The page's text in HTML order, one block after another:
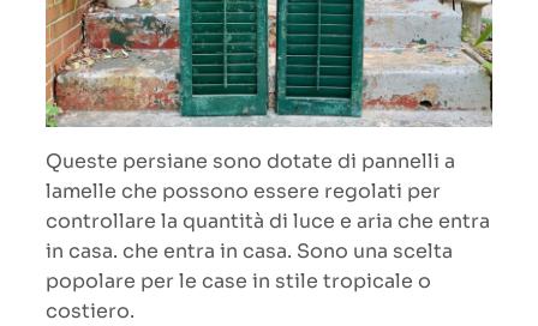
Queste persiane sono dotate di pannelli a
lamelle che possono essere regolati per
controllare la quantità di luce e aria che entra
in casa. che entra in casa. Sono una scelta
popolare per le case in stile tropicale o
costiero.